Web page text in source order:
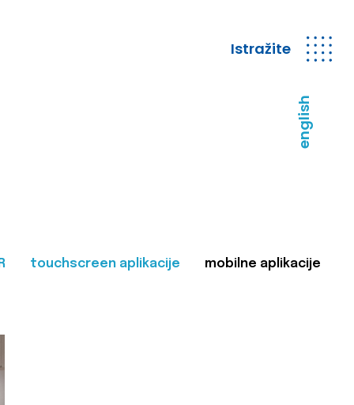
Istražite
english
touchscreen aplikacije mobilne aplikacije